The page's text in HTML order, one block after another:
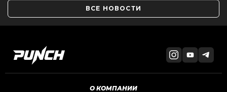
ВСЕ НОВОСТИ
О КОМПАНИИ